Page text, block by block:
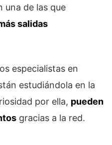
una de las que
salidas
especialistas en
estudiándola en la
por ella, pueden
gracias a la red.